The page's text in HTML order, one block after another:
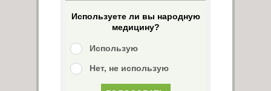
Используете ли вы народную
медицину?
Использую
Нет, не использую